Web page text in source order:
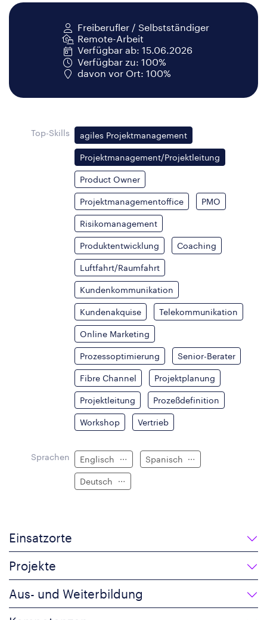
Freiberufler / Selbstständiger
Remote-Arbeit
Verfügbar ab: 15.06.2026
Verfügbar zu: 100%
davon vor Ort: 100%
Top-Skills agiles Projektmanagement
Projektmanagement/Projektleitung
Product Owner
Projektmanagementoffice PMO
Risikomanagement
Produktentwicklung Coaching
Luftfahrt/Raumfahrt
Kundenkommunikation
Kundenakquise Telekommunikation
Online Marketing
Prozessoptimierung Senior-Berater
Fibre Channel Projektplanung
Projektleitung Prozeßdefinition
Workshop Vertrieb
Sprachen Englisch Spanisch
Deutsch
Einsatzorte
Projekte
Aus- und Weiterbildung